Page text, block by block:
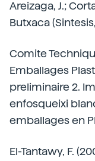
Areizaga, J.;
Butxaca
Comite
Emballages
preliminaire 2.
enfosqueixi
emballages en
El-Tantawy, F.